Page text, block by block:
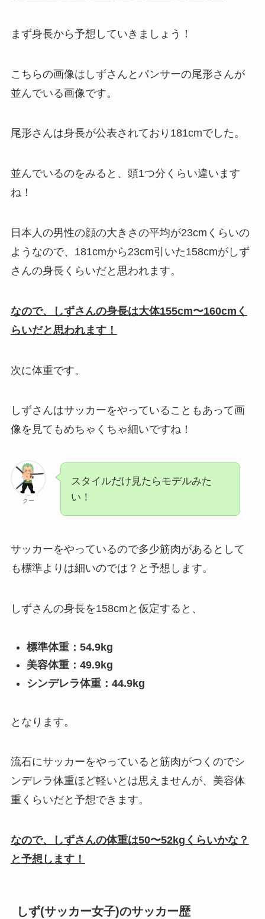
まず身長から予想していきましょう！
こちらの画像はしずさんとパンサーの尾形さんが
並んでいる画像です。
尾形さんは身長が公表されており181cmでした。
並んでいるのをみると、頭1つ分くらい違います
ね！
日本人の男性の顔の大きさの平均が23cmくらいの
ようなので、181cmから23cm引いた158cmがしず
さんの身長くらいだと思われます。
なので、しずさんの身長は大体155cm〜160cmく
らいだと思われます！
次に体重です。
しずさんはサッカーをやっていることもあって画
像を見てもめちゃくちゃ細いですね！
クー
スタイルだけ見たらモデルみた
い！
サッカーをやっているので多少筋肉があるとして
も標準よりは細いのでは？と予想します。
しずさんの身長を158cmと仮定すると、
標準体重：54.9kg
美容体重：49.9kg
シンデレラ体重：44.9kg
となります。
流石にサッカーをやっていると筋肉がつくのでシ
ンデレラ体重ほど軽いとは思えませんが、美容体
重くらいだと予想できます。
なので、しずさんの体重は50〜52kgくらいかな？
と予想します！
しず(サッカー女子)のサッカー歴